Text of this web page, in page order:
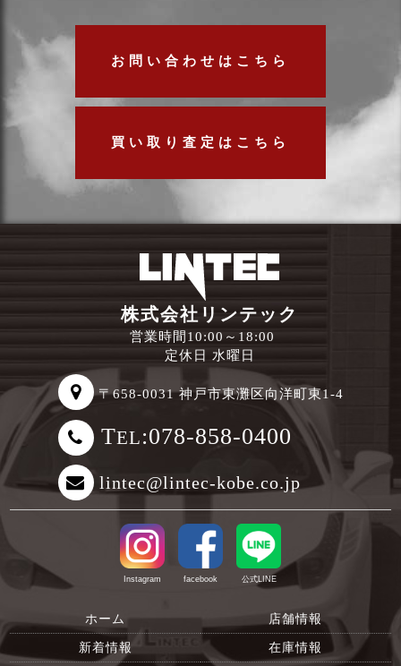
お問い合わせはこちら
買い取り査定はこちら
株式会社リンテック
営業時間10:00～18:00
定休日 水曜日
〒658-0031 神戸市東灘区向洋町東1-4
TEL:078-858-0400
lintec@lintec-kobe.co.jp
Instagram facebook 公式LINE
ホーム 店舗情報
新着情報 在庫情報